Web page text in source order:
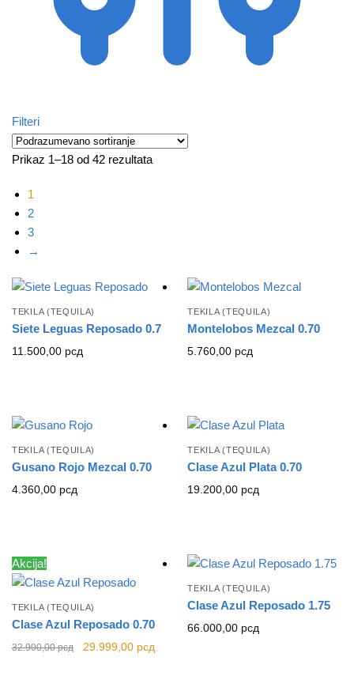
Filteri
Prikaz 1–18 od 42 rezultata
1
2
3
→
TEKILA (TEQUILA)
Siete Leguas Reposado 0.7
11.500,00 рсд
TEKILA (TEQUILA)
Montelobos Mezcal 0.70
5.760,00 рсд
TEKILA (TEQUILA)
Gusano Rojo Mezcal 0.70
4.360,00 рсд
TEKILA (TEQUILA)
Clase Azul Plata 0.70
19.200,00 рсд
Akcija!
TEKILA (TEQUILA)
Clase Azul Reposado 0.70
32.900,00рсд
Originalna
29.999,00 рсд
TEKILA (TEQUILA)
Clase Azul Reposado 1.75
66.000,00 рсд